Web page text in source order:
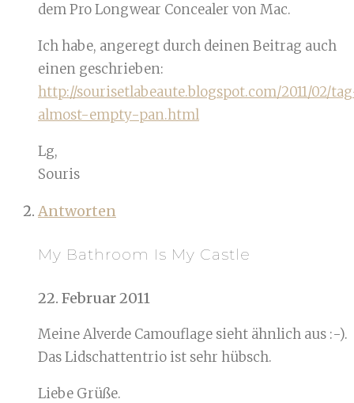
dem Pro Longwear Concealer von Mac.
Ich habe, angeregt durch deinen Beitrag auch
einen geschrieben:
http://sourisetlabeaute.blogspot.com/2011/02/
almost-empty-pan.html
Lg,
Souris
Antworten
My Bathroom Is My Castle
22. Februar 2011
Meine Alverde Camouflage sieht ähnlich aus :-).
Das Lidschattentrio ist sehr hübsch.
Liebe Grüße.